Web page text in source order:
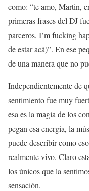
como: “te amo, Martin,
primeras frases del DJ
parceros, I’m fucking
de estar acá)”. En ese
de una manera que no
Independientemente de
sentimiento fue muy
esa es la magia de los
pegan esa energía, la
puede describir como
realmente vivo. Claro
los únicos que la
sensación.